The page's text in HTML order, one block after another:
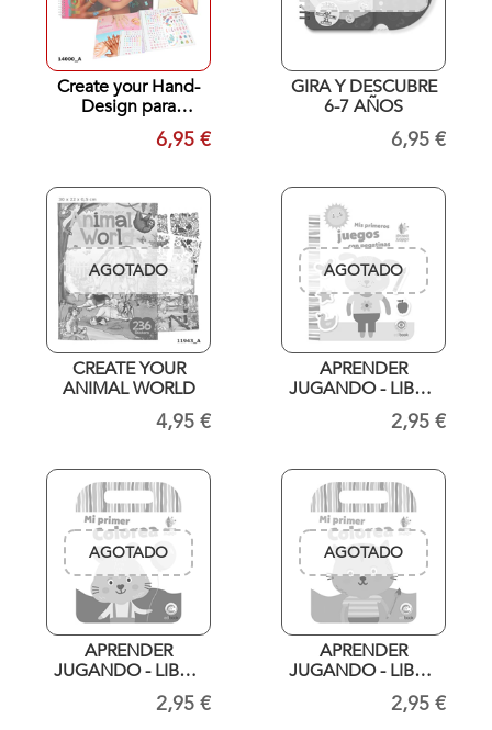
Create your Hand-
Design para
colorear y
pegatinas6,95 €
GIRA Y DESCUBRE
6-7 AÑOS
6,95 €
AGOTADO
CREATE YOUR
ANIMAL WORLD
4,95 €
AGOTADO
APRENDER
JUGANDO - LIBRO
PEGATINAS - N1
2,95 €
AGOTADO
APRENDER
JUGANDO - LIBRO
COLOREAR - N? 4
2,95 €
AGOTADO
APRENDER
JUGANDO - LIBRO
COLOREAR - N? 2
2,95 €